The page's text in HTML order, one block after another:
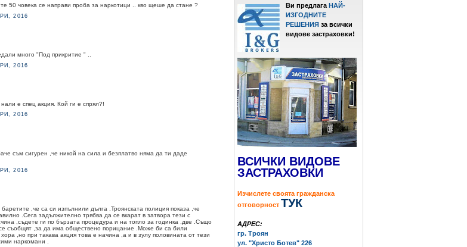
50 човека се направи проба за наркотици .. кво щеше да стане ?
2016
много "Под прикритие " ..
2016
е спец акция. Кой ги е спрял?!
2016
съм сигурен ,че никой на сила и безплатво няма да ти даде
2016
,че са си изпълнили дълга .Троянската полиция показа ,че
.Сега задължително трябва да се вкарат в затвора тези с
,съдете ги по бързата процедура и на топло за годинка ,две .Също
съобщят ,за да има обществено порицание .Може би са били
,но при такава акция това е начина ,а и в зулу половината от тези
наркомани .
Ви предлага НАЙ-
ИЗГОДНИТЕ
РЕШЕНИЯ за всички
видове застраховки!
ВСИЧКИ ВИДОВЕ
ЗАСТРАХОВКИ
Изчислете своята гражданска
отговорност ТУК
АДРЕС:
гр. Троян
ул. "Христо Ботев" 226